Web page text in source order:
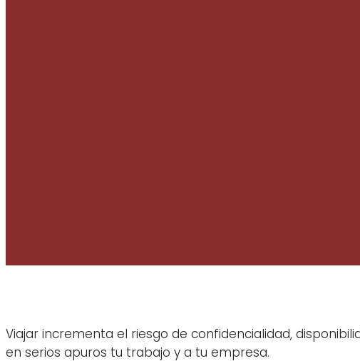
Viajar incrementa el riesgo de confidencialidad,
en serios apuros tu trabajo y a tu empresa.